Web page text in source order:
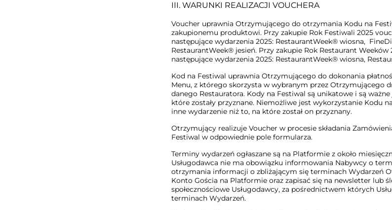
III. WARUNKI REALIZACJI VOUCHERA
Voucher uprawnia Otrzymującego do otrzymania Kodu na
zakupionemu produktowi. Przy zakupie Rok Festiwali 2025
następujące wydarzenia 2025: RestaurantWeek® wiosna,
RestaurantWeek® jesień. Przy zakupie Rok Restaurant Weeków
następujące wydarzenia 2025: RestaurantWeek® wiosna,
Kod na Festiwal uprawnia Otrzymującego do dokonania
Menu, z którego skorzysta w wybranym przez Otrzymującego
danego Restauratora. Kody na Festiwal są unikatowe i są
które zostały przyznane. Niemożliwe jest wykorzystanie Kodu
inne wydarzenie niż to, na które został on przyznany.
Otrzymujący realizuje Voucher w procesie składania
Festiwal w odpowiednie pole formularza.
Terminy wydarzeń ogłaszane są na Platformie z około
Usługodawca nie ma obowiązku informowania Nabywcy o
otrzymania informacji o zbliżającym się terminach Wydarzeń
Konto Gościa na Platformie oraz zapisać się na newsletter lub
społecznościowe Usługodawcy, za pośrednictwem których
terminach Wydarzeń.